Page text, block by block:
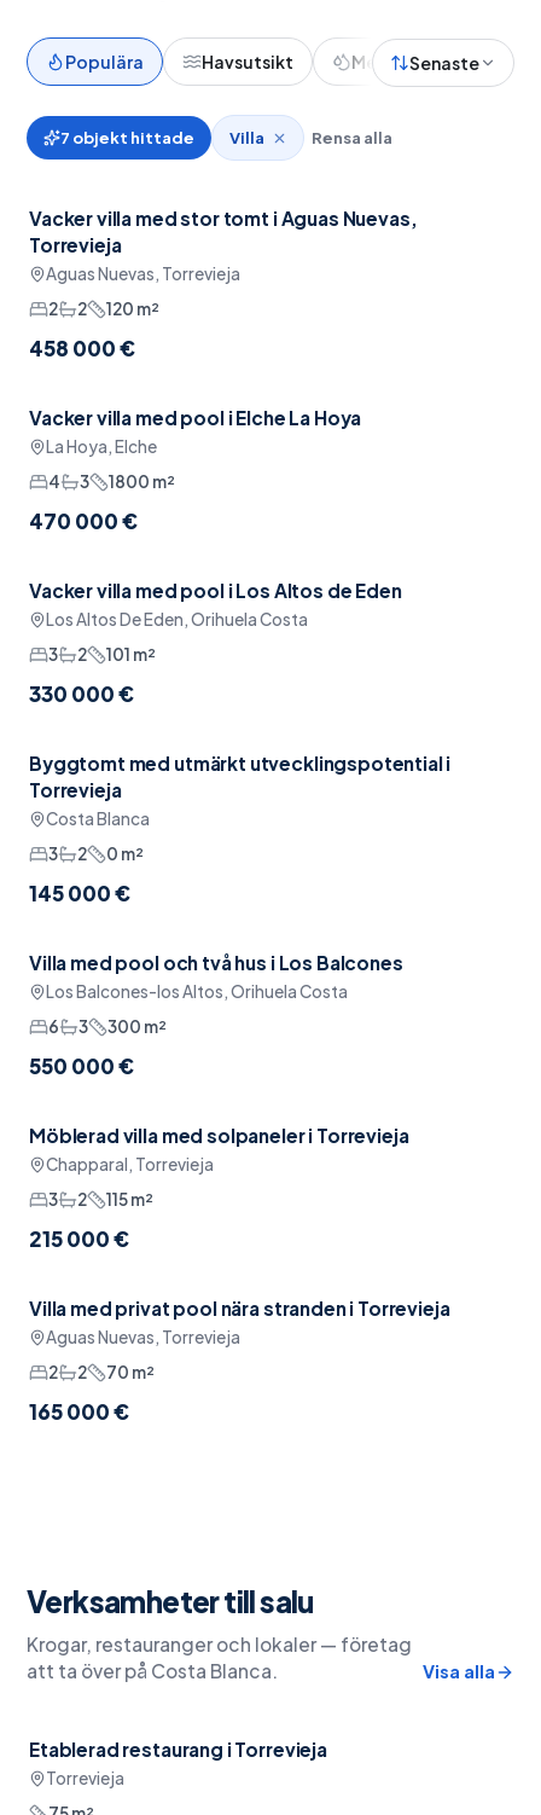
Populära Havsutsikt Med poolSenaste
7 objekt hittade Villa Rensa alla
Garage
Vacker villa med stor tomt i Aguas Nuevas,
Torrevieja
Aguas Nuevas, Torrevieja
2
2 120 m²
458 000 €
Pool
Vacker villa med pool i Elche La Hoya
La Hoya, Elche
4
3 1800 m²
470 000 €
Pool
Vacker villa med pool i Los Altos de Eden
Los Altos De Eden, Orihuela Costa
3
2 101 m²
330 000 €
Lugnt läge
Byggtomt med utmärkt utvecklingspotential i
Torrevieja
Costa Blanca
3
2 0 m²
145 000 €
Pool
Villa med pool och två hus i Los Balcones
Los Balcones-los Altos, Orihuela Costa
6
3 300 m²
550 000 €
Möblerat
Möblerad villa med solpaneler i Torrevieja
Chapparal, Torrevieja
3
2 115m²
215 000 €
Pool
Villa med privat pool nära stranden i Torrevieja
Aguas Nuevas, Torrevieja
2
2 70 m²
165 000 €
Verksamheter till salu
Krogar, restauranger och lokaler — företag
att ta över på Costa Blanca.
Visa alla
Nära restauranger
Etablerad restaurang i Torrevieja
Torrevieja